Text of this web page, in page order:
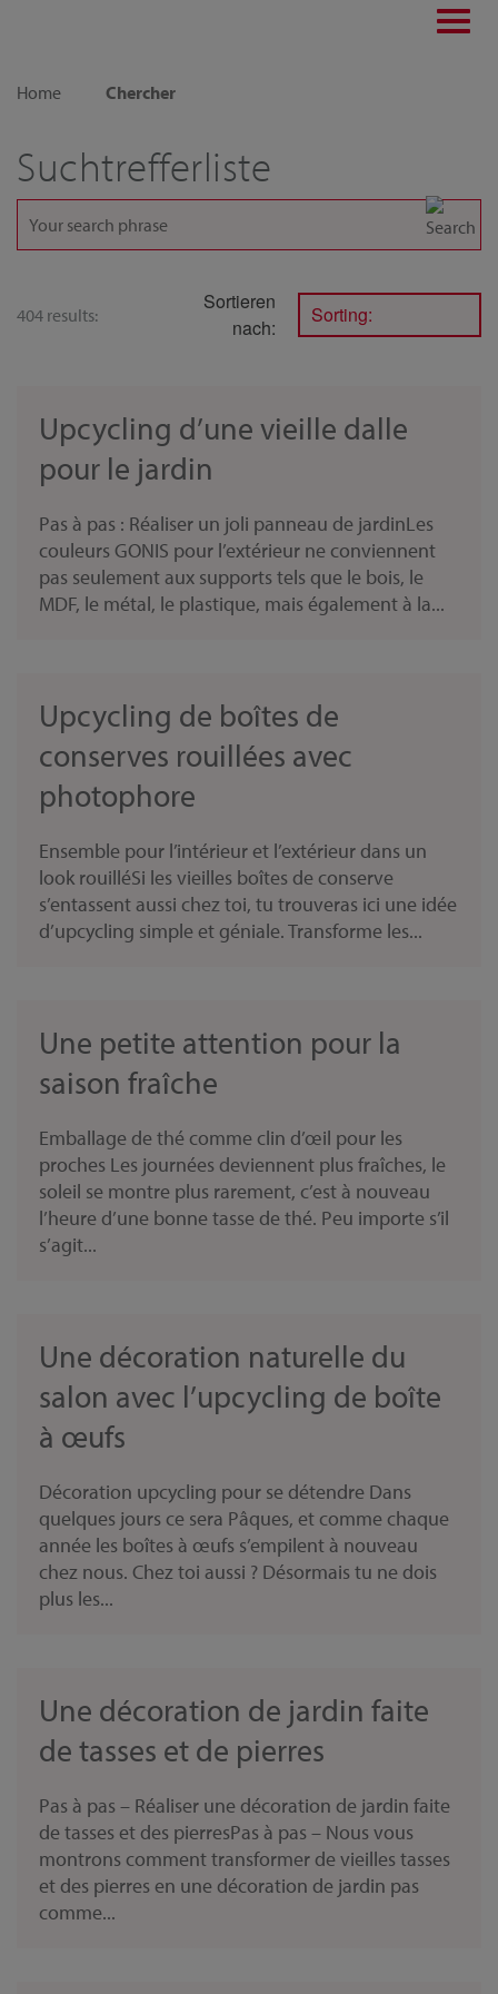
Home
Chercher
Suchtrefferliste
404 results:
Sortieren
nach:
Sorting:
Upcycling d’une vieille dalle
pour le jardin
Pas à pas : Réaliser un joli panneau de jardinLes
couleurs GONIS pour l’extérieur ne conviennent
pas seulement aux supports tels que le bois, le
MDF, le métal, le plastique, mais également à la...
Upcycling de boîtes de
conserves rouillées avec
photophore
Ensemble pour l’intérieur et l’extérieur dans un
look rouilléSi les vieilles boîtes de conserve
s’entassent aussi chez toi, tu trouveras ici une idée
d’upcycling simple et géniale. Transforme les...
Une petite attention pour la
saison fraîche
Emballage de thé comme clin d’œil pour les
proches Les journées deviennent plus fraîches, le
soleil se montre plus rarement, c’est à nouveau
l’heure d’une bonne tasse de thé. Peu importe s’il
s’agit...
Une décoration naturelle du
salon avec l’upcycling de boîte
à œufs
Décoration upcycling pour se détendre Dans
quelques jours ce sera Pâques, et comme chaque
année les boîtes à œufs s’empilent à nouveau
chez nous. Chez toi aussi ? Désormais tu ne dois
plus les...
Une décoration de jardin faite
de tasses et de pierres
Pas à pas – Réaliser une décoration de jardin faite
de tasses et des pierresPas à pas – Nous vous
montrons comment transformer de vieilles tasses
et des pierres en une décoration de jardin pas
comme...